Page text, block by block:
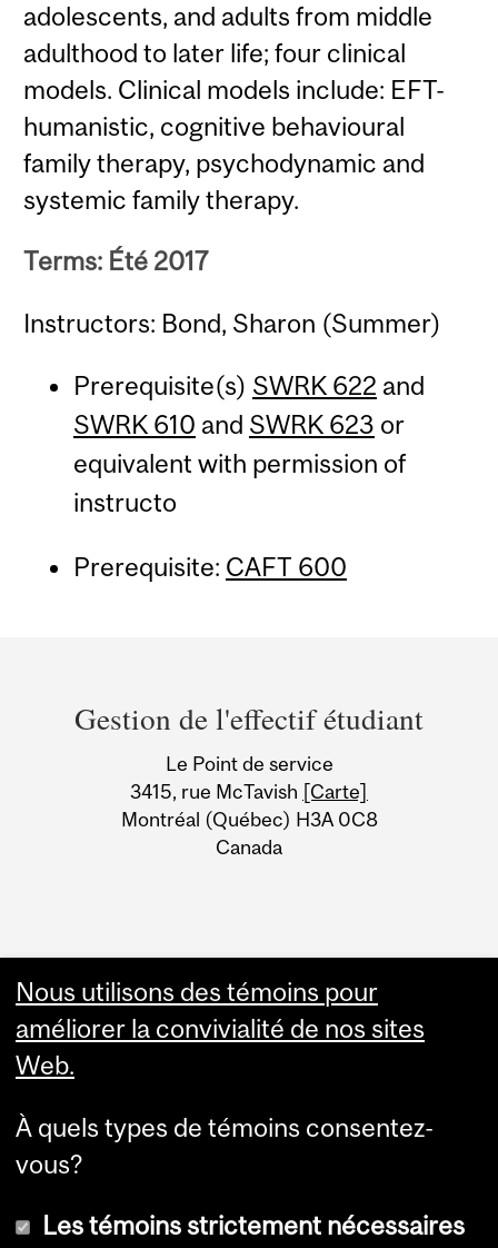
adolescents, and adults from middle
adulthood to later life; four clinical
models. Clinical models include: EFT-
humanistic, cognitive behavioural
family therapy, psychodynamic and
systemic family therapy.
Terms: Été 2017
Instructors: Bond, Sharon (Summer)
Prerequisite(s) SWRK 622 and
SWRK 610 and SWRK 623 or
equivalent with permission of
instructo
Prerequisite: CAFT 600
and
University
Information
Gestion de l'effectif étudiant
Le Point de service
3415, rue McTavish [Carte]
Montréal (Québec) H3A 0C8
Canada
Nous utilisons des témoins pour
améliorer la convivialité de nos sites
Web.
À quels types de témoins consentez-
vous?
Les témoins strictement nécessaires